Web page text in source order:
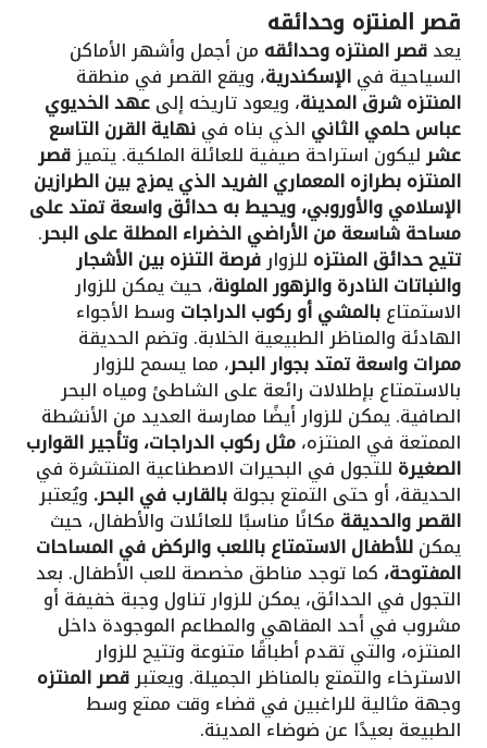
قصر المنتزه وحدائقه
يعدقصر المنتزه وحدائقه من أجمل وأشهر الأماكن
السياحية فيالإسكندرية، ويقع القصر في منطقة
المنتزه شرق المدينة، ويعود تاريخه إلىعهد الخديوي
عباس حلمي الثاني الذي بناه فينهاية القرن التاسع
عشرليكون استراحة صيفية للعائلة الملكية. يتميزقصر
المنتزه بطرازه المعماري الفريد الذي يمزج بين الطرازين
الإسلامي والأوروبي،ويحيط به حدائق واسعة تمتد على
مساحة شاسعة من الأراضي الخضراء المطلة على البحر.
تتيح حدائق المنتزه للزوارفرصة التنزه بين الأشجار
والنباتات النادرة والزهور الملونة، حيث يمكن للزوار
الاستمتاعبالمشي أو ركوب الدراجات وسط الأجواء
الهادئة والمناظر الطبيعية الخلابة. وتضم الحديقة
ممرات واسعة تمتد بجوار البحر، مما يسمح للزوار
بالاستمتاع بإطلالات رائعة على الشاطئ ومياه البحر
الصافية. يمكن للزوار أيضًا ممارسة العديد من الأنشطة
الممتعة في المنتزه،مثل ركوب الدراجات، وتأجير القوارب
الصغيرة للتجول في البحيرات الاصطناعية المنتشرة في
الحديقة، أو حتى التمتع بجولةبالقارب في البحر. ويُعتبر
القصر والحديقة مكانًا مناسبًا للعائلات والأطفال، حيث
يمكنللأطفال الاستمتاع باللعب والركض في المساحات
المفتوحة، كما توجد مناطق مخصصة للعب الأطفال. بعد
التجول في الحدائق، يمكن للزوار تناول وجبة خفيفة أو
مشروب في أحد المقاهي والمطاعم الموجودة داخل
المنتزه، والتي تقدم أطباقًا متنوعة وتتيح للزوار
الاسترخاء والتمتع بالمناظر الجميلة. ويعتبرقصر المنتزه
وجهة مثالية للراغبين في قضاء وقت ممتع وسط
الطبيعة بعيدًا عن ضوضاء المدينة.